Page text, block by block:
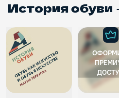
История обуви